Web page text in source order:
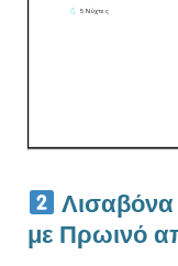
Λισαβόνα
με Πρωινό